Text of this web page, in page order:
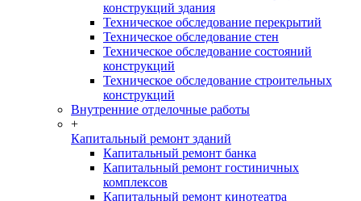
конструкций здания
Техническое обследование перекрытий
Техническое обследование стен
Техническое обследование состояний
конструкций
Техническое обследование строительных
конструкций
Внутренние отделочные работы
+
Капитальный ремонт зданий
Капитальный ремонт банка
Капитальный ремонт гостиничных
комплексов
Капитальный ремонт кинотеатра